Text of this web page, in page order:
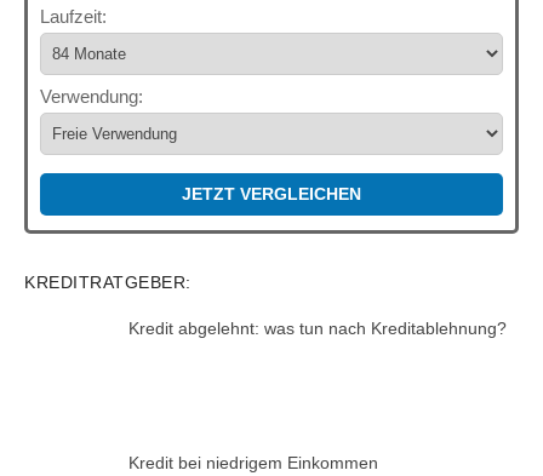
Laufzeit:
Verwendung:
JETZT VERGLEICHEN
KREDITRATGEBER:
Kredit abgelehnt: was tun nach Kreditablehnung?
Kredit bei niedrigem Einkommen